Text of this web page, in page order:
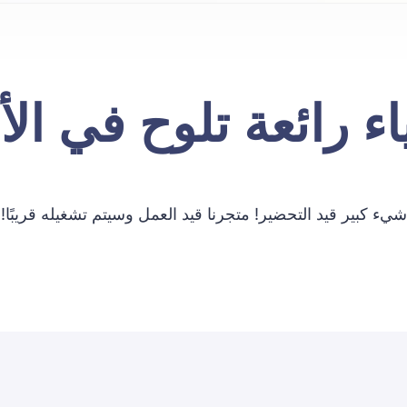
رائعة تلوح في
شيء كبير قيد التحضير! متجرنا قيد العمل وسيتم تشغيله قريبًا!